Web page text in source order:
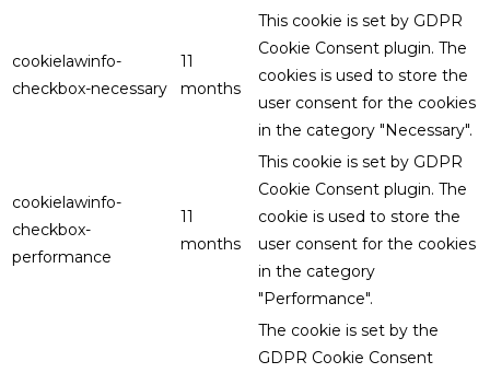
cookielawinfo-
checkbox-necessary
11
months
This cookie is set by GDPR
Cookie Consent plugin. The
cookies is used to store the
user consent for the cookies
in the category "Necessary".
cookielawinfo-
checkbox-
performance
11
months
This cookie is set by GDPR
Cookie Consent plugin. The
cookie is used to store the
user consent for the cookies
in the category
"Performance".
The cookie is set by the
GDPR Cookie Consent